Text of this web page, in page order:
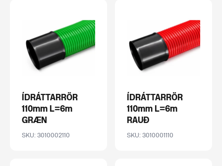
ÍDRÁTTARRÖR
110mm L=6m
GRÆN
SKU: 3010002110
ÍDRÁTTARRÖR
110mm L=6m
RAUÐ
SKU: 3010001110